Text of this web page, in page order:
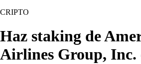
CRIPTO
Haz staking de
Airlines Group, Inc.